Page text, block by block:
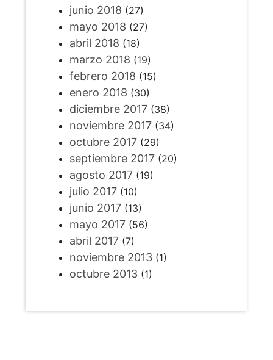
junio 2018 (27)
mayo 2018 (27)
abril 2018 (18)
marzo 2018 (19)
febrero 2018 (15)
enero 2018 (30)
diciembre 2017(38)
noviembre 2017(34)
octubre 2017(29)
septiembre 2017(20)
agosto 2017(19)
julio 2017(10)
junio 2017(13)
mayo 2017(56)
abril 2017(7)
noviembre 2013(1)
octubre 2013(1)